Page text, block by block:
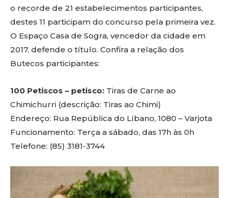
o recorde de 21 estabelecimentos participantes,
destes 11 participam do concurso pela primeira vez.
O Espaço Casa de Sogra, vencedor da cidade em
2017, defende o título. Confira a relação dos
Butecos participantes:
100 Petiscos – petisco: Tiras de Carne ao
Chimichurri (descrição: Tiras ao Chimi)
Endereço: Rua República do Líbano, 1080 – Varjota
Funcionamento: Terça a sábado, das 17h às 0h
Telefone: (85) 3181-3744